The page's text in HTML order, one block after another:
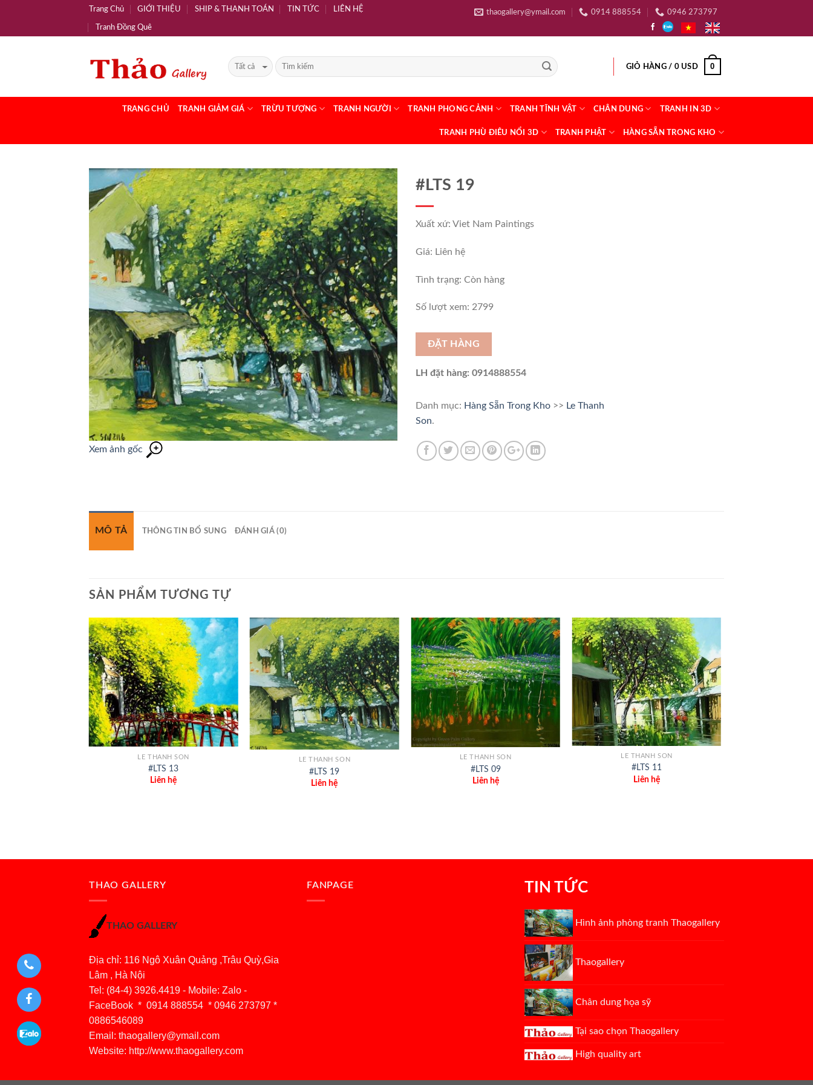
Trang Chủ GIỚI THIỆU SHIP & THANH TOÁN TIN TỨC LIÊN HỆ
Tranh Đồng Quê
thaogallery@ymail.com 0914 888554 0946 273797
GIỎ HÀNG / 0USD 0
TRANG CHỦ TRANH GIẢM GIÁ TRỪU TƯỢNG TRANH NGƯỜI TRANH PHONG CẢNH TRANH TĨNH VẬT CHÂN DUNG TRANH IN 3D
TRANH PHÙ ĐIÊU NỔI 3D TRANH PHẬT HÀNG SẴN TRONG KHO
Xem ảnh gốc
#LTS 19
Xuất xứ: Viet Nam Paintings
Giá: Liên hệ
Tình trạng: Còn hàng
Số lượt xem: 2799
ĐẶT HÀNG
LH đặt hàng: 0914888554
Danh mục: Hàng Sẵn Trong Kho >> Le Thanh
Son.
MÔ TẢ THÔNG TIN BỔ SUNG ĐÁNH GIÁ (0)
SẢN PHẨM TƯƠNG TỰ
+
LE THANH SON
#LTS 13
Liên hệ
+
LE THANH SON
#LTS 19
Liên hệ
LE THANH SON
#LTS 09
Liên hệ
+
LE THANH SON
#LTS 11
Liên hệ
THAO GALLERY
THAO GALLERY
Địa chỉ: 116 Ngô Xuân Quảng ,Trâu Quỳ,Gia
Lâm , Hà Nội
Tel: (84-4) 3926.4419 - Mobile: Zalo -
FaceBook * 0914 888554 * 0946 273797 *
0886546089
Email: thaogallery@ymail.com
Website: http://www.thaogallery.com
FANPAGE TIN TỨC
Hình ảnh phòng tranh Thaogallery
Thaogallery
Chân dung họa sỹ
Tại sao chọn Thaogallery
High quality art